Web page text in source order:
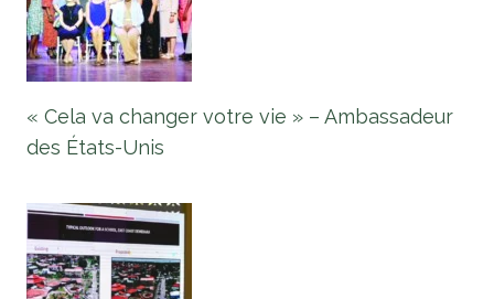
« Cela va changer votre vie » – Ambassadeur
des États-Unis